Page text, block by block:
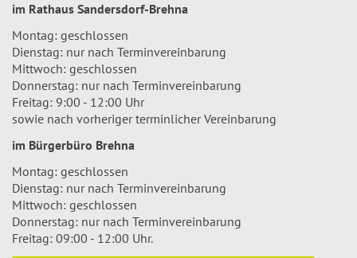
im Rathaus Sandersdorf-Brehna
Montag: geschlossen
Dienstag: nur nach Terminvereinbarung
Mittwoch: geschlossen
Donnerstag: nur nach Terminvereinbarung
Freitag: 9:00 - 12:00 Uhr
sowie nach vorheriger terminlicher Vereinbarung
im Bürgerbüro Brehna
Montag: geschlossen
Dienstag: nur nach Terminvereinbarung
Mittwoch: geschlossen
Donnerstag: nur nach Terminvereinbarung
Freitag: 09:00 - 12:00 Uhr.